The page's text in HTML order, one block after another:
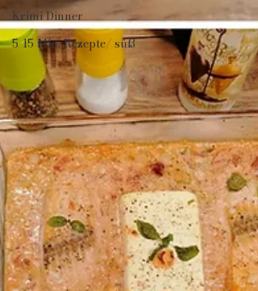
Krimi Dinner
5-15 Min. Rezepte/ süß